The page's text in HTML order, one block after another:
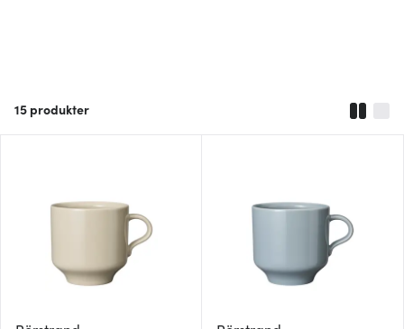
15 produkter